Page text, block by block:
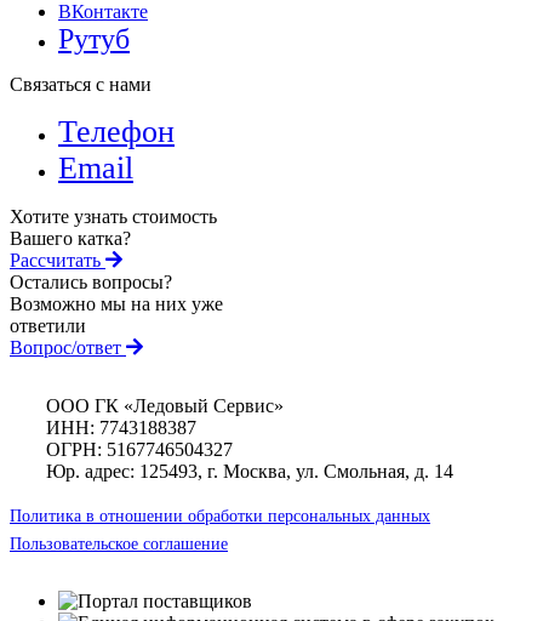
ВКонтакте
Рутуб
Связаться с нами
Телефон
Email
Хотите узнать стоимость
Вашего катка?
Рассчитать
Остались вопросы?
Возможно мы на них уже
ответили
Вопрос/ответ
ООО ГК «Ледовый Сервис»
ИНН: 7743188387
ОГРН: 5167746504327
Юр. адрес: 125493, г. Москва, ул. Смольная, д. 14
Политика в отношении обработки персональных данных
Пользовательское соглашение